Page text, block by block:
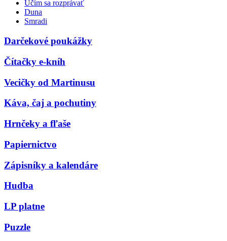
Učím sa rozprávať
Duna
Smradi
Darčekové poukážky
Čítačky e-kníh
Vecičky od Martinusu
Káva, čaj a pochutiny
Hrnčeky a fľaše
Papiernictvo
Zápisníky a kalendáre
Hudba
LP platne
Puzzle